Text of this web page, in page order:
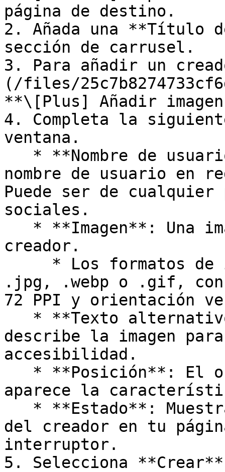
página de destino.
2. Añada una **Título
sección de carrusel.
3. Para añadir un
(/files/
**\[Plus] Añadir
4. Completa la
ventana.
nombre de usuario en
Puede ser de cualquier
sociales.
creador.
.jpg, .webp o .gif, con
72 PPI y orientación
describe la imagen
accesibilidad.
aparece la
del creador en tu
interruptor.
5. Selecciona